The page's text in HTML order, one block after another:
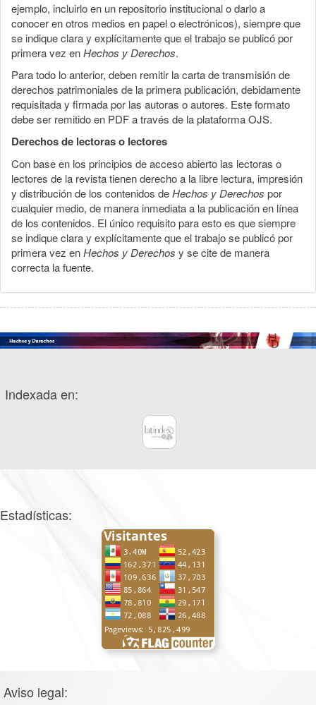
ejemplo, incluirlo en un repositorio institucional o darlo a
conocer en otros medios en papel o electrónicos), siempre que
se indique clara y explícitamente que el trabajo se publicó por
primera vez enHechos y Derechos.
Para todo lo anterior, deben remitir la carta de transmisión de
derechos patrimoniales de la primera publicación, debidamente
requisitada y firmada por las autoras o autores. Este formato
debe ser remitido en PDF a través de la plataforma OJS.
Derechos de lectoras o lectores
Con base en los principios de acceso abierto las lectoras o
lectores de la revista tienen derecho a la libre lectura, impresión
y distribución de los contenidos deHechos y Derechos por
cualquier medio, de manera inmediata a la publicación en línea
de los contenidos. El único requisito para esto es que siempre
se indique clara y explícitamente que el trabajo se publicó por
primera vez enHechos y Derechos y se cite de manera
correcta la fuente.
Indexada en:
Estadísticas:
Aviso legal: